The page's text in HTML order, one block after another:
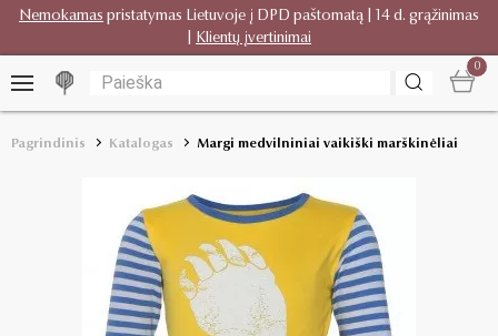
Nemokamas pristatymas Lietuvoje į DPD paštomatą | 14 d. grąžinimas
Klientų įvertinimai
0
Pagrindinis Katalogas Margi medvilniniai vaikiški marškinėliai